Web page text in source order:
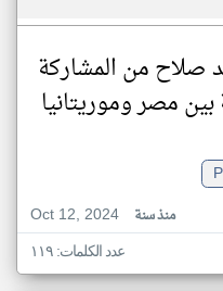
من المشاركة
بين مصر وموريتانيا
Oct 12, 2024
منذ سنة
عدد الكلمات: ١١٩